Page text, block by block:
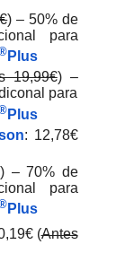
) – 50% de
para
Plus
19,99€) –
para
Plus
: 12,78€
) – 70% de
para
Plus
(Antes